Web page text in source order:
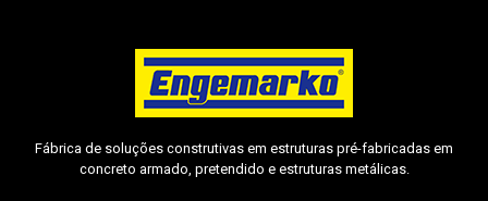
Fábrica de soluções construtivas em estruturas pré-fabricadas em
concreto armado, pretendido e estruturas metálicas.